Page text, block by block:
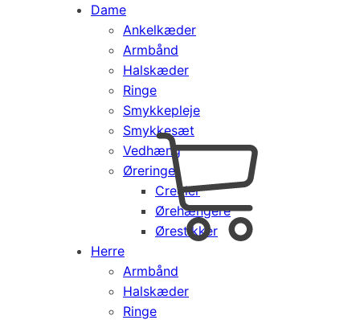
Dame
Ankelkæder
Armbånd
Halskæder
Ringe
Smykkepleje
Smykkesæt
Vedhæng
Øreringe
Creoler
Ørehængere
Ørestikker
Herre
Armbånd
Halskæder
Ringe
Products